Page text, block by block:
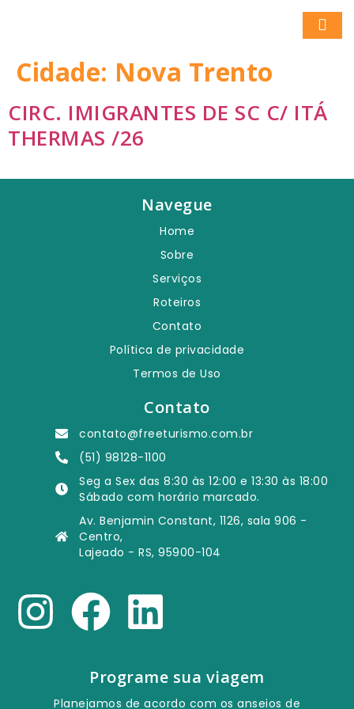
Cidade: Nova Trento
CIRC. IMIGRANTES DE SC C/ ITÁ
THERMAS /26
Navegue
Home
Sobre
Serviços
Roteiros
Contato
Política de privacidade
Termos de Uso
Contato
contato@freeturismo.com.br
(51) 98128-1100
Seg a Sex das 8:30 às 12:00 e 13:30 às 18:00
Sábado com horário marcado.
Av. Benjamin Constant, 1126, sala 906 -
Centro,
Lajeado - RS, 95900-104
Programe sua viagem
Planejamos de acordo com os anseios de